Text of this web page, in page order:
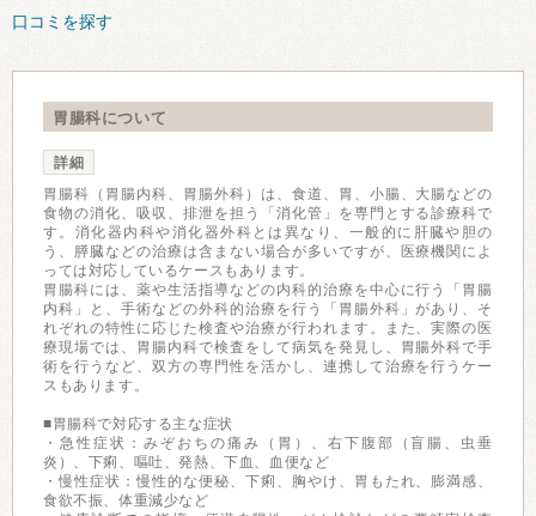
口コミを探す
胃腸科について
詳細
胃腸科（胃腸内科、胃腸外科）は、食道、胃、小腸、大腸などの
食物の消化、吸収、排泄を担う「消化管」を専門とする診療科で
す。消化器内科や消化器外科とは異なり、一般的に肝臓や胆の
う、膵臓などの治療は含まない場合が多いですが、医療機関によ
っては対応しているケースもあります。
胃腸科には、薬や生活指導などの内科的治療を中心に行う「胃腸
内科」と、手術などの外科的治療を行う「胃腸外科」があり、そ
れぞれの特性に応じた検査や治療が行われます。また、実際の医
療現場では、胃腸内科で検査をして病気を発見し、胃腸外科で手
術を行うなど、双方の専門性を活かし、連携して治療を行うケー
スもあります。
■胃腸科で対応する主な症状
・急性症状：みぞおちの痛み（胃）、右下腹部（盲腸、虫垂
炎）、下痢、嘔吐、発熱、下血、血便など
・慢性症状：慢性的な便秘、下痢、胸やけ、胃もたれ、膨満感、
食欲不振、体重減少など